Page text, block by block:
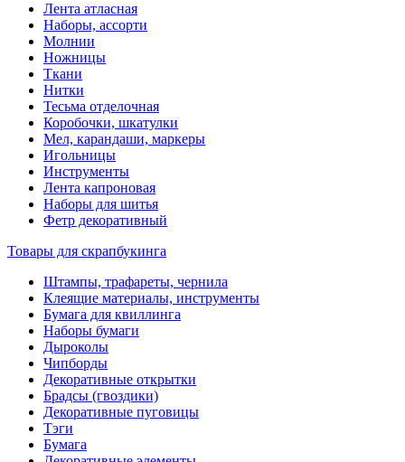
Лента атласная
Наборы, ассорти
Молнии
Ножницы
Ткани
Нитки
Тесьма отделочная
Коробочки, шкатулки
Мел, карандаши, маркеры
Игольницы
Инструменты
Лента капроновая
Наборы для шитья
Фетр декоративный
Товары для скрапбукинга
Штампы, трафареты, чернила
Клеящие материалы, инструменты
Бумага для квиллинга
Наборы бумаги
Дыроколы
Чипборды
Декоративные открытки
Брадсы (гвоздики)
Декоративные пуговицы
Тэги
Бумага